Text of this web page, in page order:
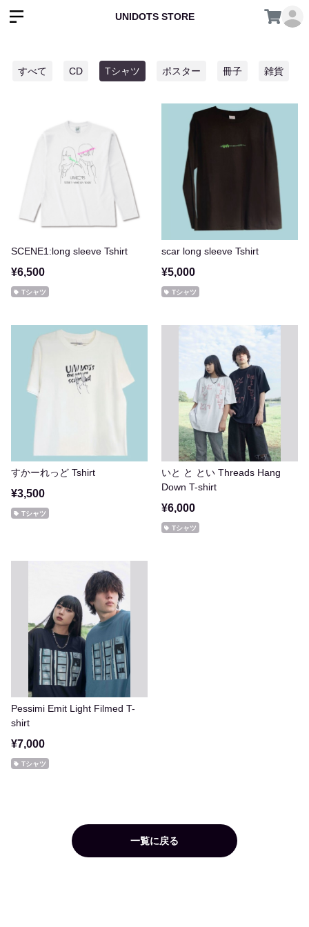
UNIDOTS STORE
すべて CD Tシャツ ポスター 冊子 雑貨
SCENE1:long sleeve Tshirt
¥6,500
Tシャツ
scar long sleeve Tshirt
¥5,000
Tシャツ
すかーれっど Tshirt
¥3,500
Tシャツ
いと と とい Threads Hang
Down T-shirt
¥6,000
Tシャツ
Pessimi Emit Light Filmed T-
shirt
¥7,000
Tシャツ
一覧に戻る